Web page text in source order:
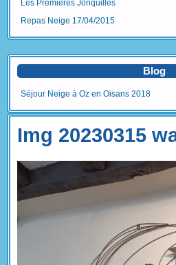
Les Premières Jonquilles
Repas Neige 17/04/2015
Blog
Séjour Neige à Oz en Oisans 2018
Img 20230315